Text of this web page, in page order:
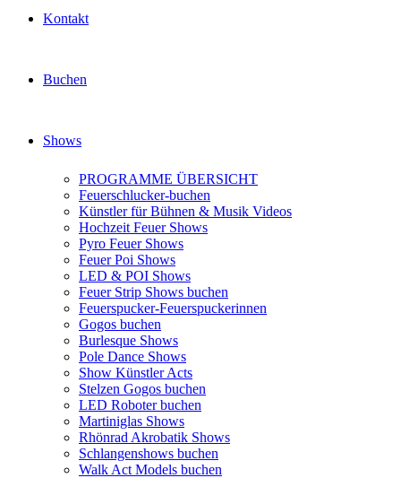
Kontakt
Buchen
Shows
PROGRAMME ÜBERSICHT
Feuerschlucker-buchen
Künstler für Bühnen & Musik Videos
Hochzeit Feuer Shows
Pyro Feuer Shows
Feuer Poi Shows
LED & POI Shows
Feuer Strip Shows buchen
Feuerspucker-Feuerspuckerinnen
Gogos buchen
Burlesque Shows
Pole Dance Shows
Show Künstler Acts
Stelzen Gogos buchen
LED Roboter buchen
Martiniglas Shows
Rhönrad Akrobatik Shows
Schlangenshows buchen
Walk Act Models buchen